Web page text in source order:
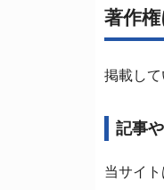
著作
掲載し
記事
当サイ